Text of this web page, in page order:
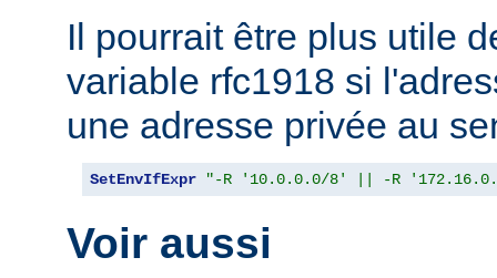
Il pourrait être plus utile
variable rfc1918 si
une adresse privée au
SetEnvIfExpr "-R '10.0.0.0/8' || -R
Voir aussi